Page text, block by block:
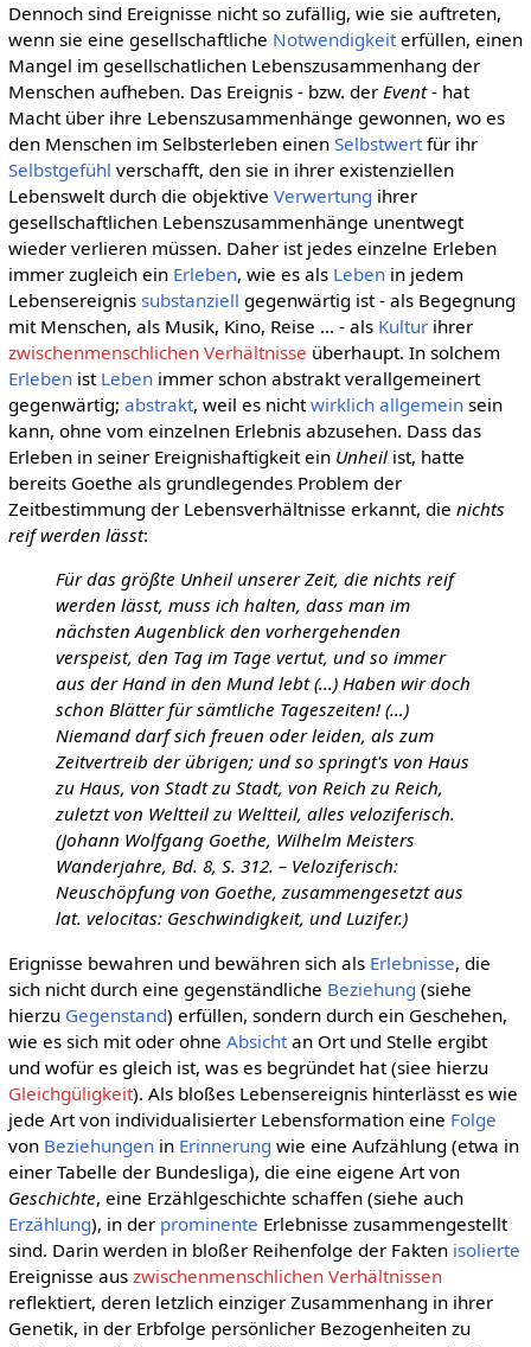
Dennoch sind Ereignisse nicht so zufällig, wie sie auftreten,
wenn sie eine gesellschaftliche Notwendigkeiterfüllen, einen
Mangel im gesellschatlichen Lebenszusammenhang der
Menschen aufheben. Das Ereignis - bzw. der Event- hat
Macht über ihre Lebenszusammenhänge gewonnen, wo es
den Menschen im Selbsterleben einen Selbstwertfür ihr
Selbstgefühl verschafft, den sie in ihrer existenziellen
Lebenswelt durch die objektive Verwertung ihrer
gesellschaftlichen Lebenszusammenhänge unentwegt
wieder verlieren müssen. Daher ist jedes einzelne Erleben
immer zugleich ein Erleben, wie es als Lebenin jedem
Lebensereignis substanziell gegenwärtig ist - als Begegnung
mit Menschen, als Musik, Kino, Reise ... - als Kulturihrer
zwischenmenschlichen Verhältnisse überhaupt. In solchem
Erlebenist Lebenimmer schon abstrakt verallgemeinert
gegenwärtig; abstrakt, weil es nichtwirklich allgemeinsein
kann, ohne vom einzelnen Erlebnis abzusehen. Dass das
Erleben in seiner Ereignishaftigkeit ein Unheilist, hatte
bereits Goethe als grundlegendes Problem der
Zeitbestimmung der Lebensverhältnisse erkannt, die nichts
reif werden lässt:
Für das größte Unheil unserer Zeit, die nichts reif
werden lässt, muss ich halten, dass man im
nächsten Augenblick den vorhergehenden
verspeist, den Tag im Tage vertut, und so immer
aus der Hand in den Mund lebt (…) Haben wir doch
schon Blätter für sämtliche Tageszeiten! (…)
Niemand darf sich freuen oder leiden, als zum
Zeitvertreib der übrigen; und so springt's von Haus
zu Haus, von Stadt zu Stadt, von Reich zu Reich,
zuletzt von Weltteil zu Weltteil, alles veloziferisch.
(Johann Wolfgang Goethe, Wilhelm Meisters
Wanderjahre, Bd. 8, S. 312. – Veloziferisch:
Neuschöpfung von Goethe, zusammengesetzt aus
lat. velocitas: Geschwindigkeit, und Luzifer.)
Erignisse bewahren und bewähren sich als Erlebnisse, die
sich nicht durch eine gegenständliche Beziehung (siehe
hierzu Gegenstand) erfüllen, sondern durch ein Geschehen,
wie es sich mit oder ohne Absichtan Ort und Stelle ergibt
und wofür es gleich ist, was es begründet hat (siee hierzu
Gleichgüligkeit). Als bloßes Lebensereignis hinterlässt es wie
jede Art von individualisierter Lebensformation eine Folge
von Beziehungenin Erinnerung wie eine Aufzählung (etwa in
einer Tabelle der Bundesliga), die eine eigene Art von
Geschichte, eine Erzählgeschichte schaffen (siehe auch
Erzählung), in der prominente Erlebnisse zusammengestellt
sind. Darin werden in bloßer Reihenfolge der Fakten isolierte
Ereignisse aus zwischenmenschlichen Verhältnissen
reflektiert, deren letzlich einziger Zusammenhang in ihrer
Genetik, in der Erbfolge persönlicher Bezogenheiten zu